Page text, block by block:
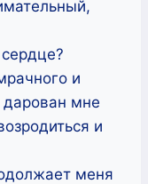
и
мне
и
меня